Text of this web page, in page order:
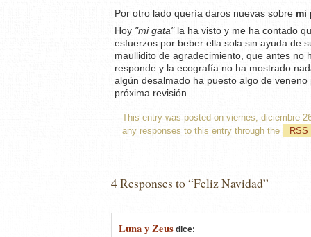
Por otro lado quería daros nuevas sobre mi
Hoy "mi gata"la ha visto y me ha contado
esfuerzos por beber ella sola sin ayuda de
maullidito de agradecimiento, que antes
responde y la ecografía no ha mostrado
algún desalmado ha puesto algo de
próxima revisión.
This entry was posted on viernes, diciembre
any responses to this entry through the
RSS
4 Responses to “Feliz Navidad”
Luna y Zeus dice: